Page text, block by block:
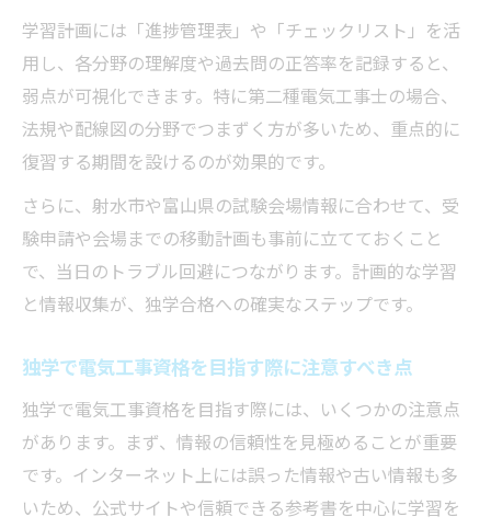
電気工事士合格率を上げる効率勉強スケジ
ュール
短期間で電気工事資格を取得する集中学習
法
電気工事試験合格のためのアプリ活用術
電気工事士試験に役立つ無料動画やSNS情
報
独学で電気工事士に合格した実例を参考に
学ぶ
学習計画には「進捗管理表」や「チェックリスト」を活
用し、各分野の理解度や過去問の正答率を記録すると、
弱点が可視化できます。特に第二種電気工事士の場合、
法規や配線図の分野でつまずく方が多いため、重点的に
復習する期間を設けるのが効果的です。
さらに、射水市や富山県の試験会場情報に合わせて、受
験申請や会場までの移動計画も事前に立てておくこと
で、当日のトラブル回避につながります。計画的な学習
と情報収集が、独学合格への確実なステップです。
独学で電気工事資格を目指す際に注意すべき点
独学で電気工事資格を目指す際には、いくつかの注意点
があります。まず、情報の信頼性を見極めることが重要
です。インターネット上には誤った情報や古い情報も多
いため、公式サイトや信頼できる参考書を中心に学習を